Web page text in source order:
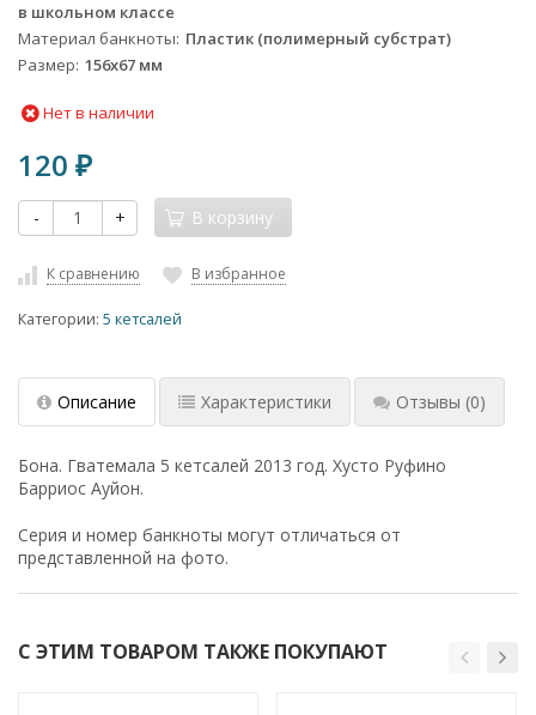
в школьном классе
Материал банкноты Пластик (полимерный субстрат)
Размер 156х67 мм
Нет в наличии
120 ₽
- + В корзину
К сравнению В избранное
Категории: 5 кетсалей
Описание Характеристики Отзывы (0)
Бона. Гватемала 5 кетсалей 2013 год. Хусто Руфино
Барриос Ауйон.
Серия и номер банкноты могут отличаться от
представленной на фото.
С ЭТИМ ТОВАРОМ ТАКЖЕ ПОКУПАЮТ